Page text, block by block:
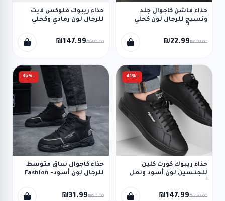
حذاء فاشن كاجوال جلد
ونسيج للرجال لون كحلي
₪22.99₪100.00
حذاء ريبوك فلوكس لايت
للرجال لون رمادي وكحلي
Fluxlite Shoes
₪147.99₪200.00
-41%
حذاء ريبوك كورت كلين
للجنسين لون أسود ونعل
Court Clean Shoes
₪147.99₪250.00
-36%
حذاء كاجوال ساق متوسط
للرجال لون أسود- Fashion
₪31.99₪50.00